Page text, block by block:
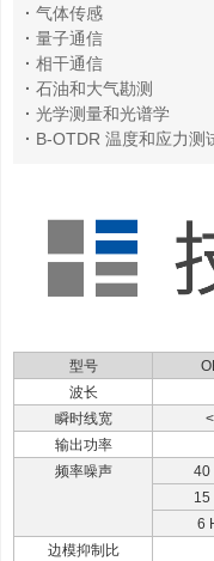
· 气体传感
· 量子通信
· 相干通信
· 石油和大气勘测
· 光学测量和光谱学
· B-OTDR 温度和应力测
型号
波长
瞬时线宽
输出功率
频率噪声
40
15
6
边模抑制比